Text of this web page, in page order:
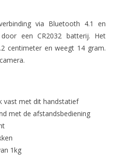
via Bluetooth 4.1 en
een CR2032 batterij. Het
centimeter en weegt 14 gram.
vast met dit handstatief
met de afstandsbediening
1kg